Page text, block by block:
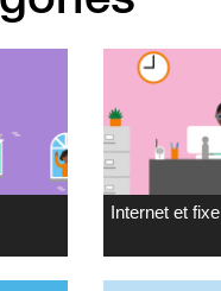
Internet et fixe